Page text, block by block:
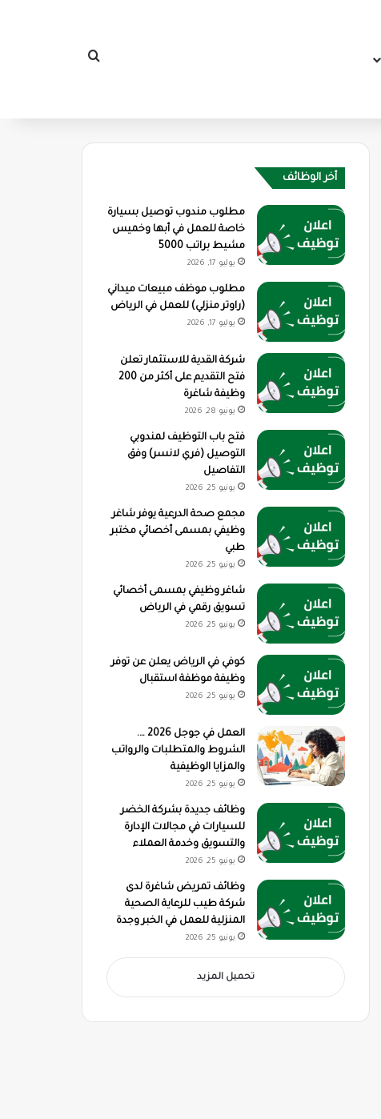
بحث عن
أخر الوظائف
مطلوب مندوب توصيل بسيارة
خاصة للعمل في أبها وخميس
مشيط براتب 5000
يوليو 17, 2026
مطلوب موظف مبيعات ميداني
(راوتر منزلي) للعمل في الرياض
يوليو 17, 2026
شركة القدية للاستثمار تعلن
فتح التقديم على أكثر من 200
وظيفة شاغرة
يونيو 28, 2026
فتح باب التوظيف لمندوبي
التوصيل (فري لانسر) وفق
التفاصيل
يونيو 25, 2026
مجمع صحة الدرعية يوفر شاغر
وظيفي بمسمى أخصائي مختبر
طبي
يونيو 25, 2026
شاغر وظيفي بمسمى أخصائي
تسويق رقمي في الرياض
يونيو 25, 2026
كوفي في الرياض يعلن عن توفر
وظيفة موظفة استقبال
يونيو 25, 2026
العمل في جوجل 2026 ….
الشروط والمتطلبات والرواتب
والمزايا الوظيفية
يونيو 25, 2026
وظائف جديدة بشركة الخضر
للسيارات في مجالات الإدارة
والتسويق وخدمة العملاء
يونيو 25, 2026
وظائف تمريض شاغرة لدى
شركة طيب للرعاية الصحية
المنزلية للعمل في الخبر وجدة
يونيو 25, 2026
تحميل المزيد